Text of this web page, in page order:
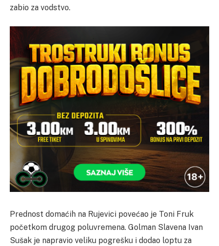
zabio za vodstvo.
Prednost domaćih na Rujevici povećao je Toni Fruk
početkom drugog poluvremena. Golman Slavena Ivan
Sušak je napravio veliku pogrešku i dodao loptu za